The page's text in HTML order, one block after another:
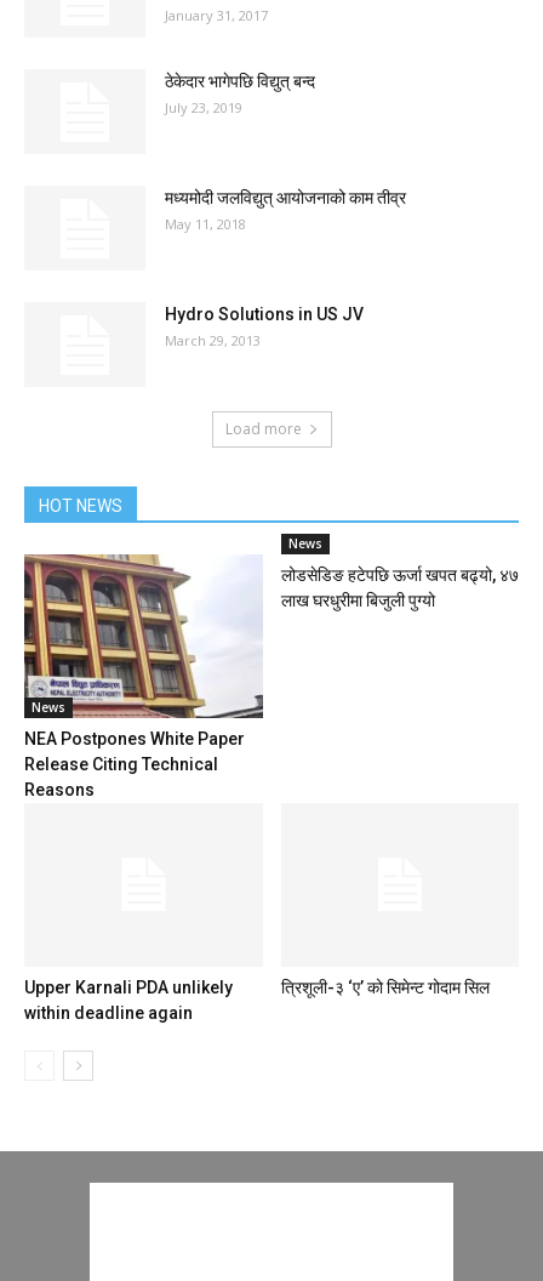
January 31, 2017
ठेकेदार भागेपछि विद्युत् बन्द
July 23, 2019
मध्यमोदी जलविद्युत् आयोजनाको काम तीव्र
May 11, 2018
Hydro Solutions in US JV
March 29, 2013
Load more
HOT NEWS
News
NEA Postpones White Paper
Release Citing Technical
Reasons
News
लोडसेडिङ हटेपछि ऊर्जा खपत बढ्यो, ४७
लाख घरधुरीमा बिजुली पुग्यो
Upper Karnali PDA unlikely
within deadline again
त्रिशूली-३ ‘ए’ को सिमेन्ट गोदाम सिल